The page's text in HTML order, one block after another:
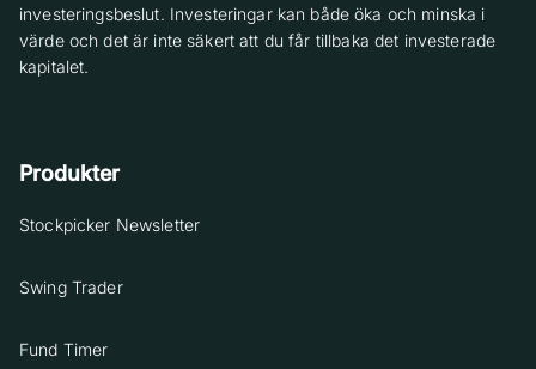
investeringsbeslut. Investeringar kan både öka och minska i
värde och det är inte säkert att du får tillbaka det investerade
kapitalet.
Produkter
Stockpicker Newsletter
Swing Trader
Fund Timer